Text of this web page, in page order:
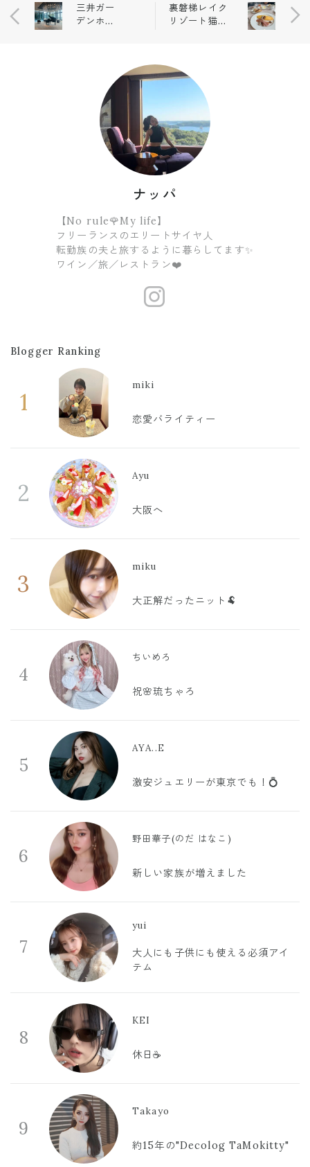
三井ガー
デンホテ
景色に癒
されるホ
テルステ
イ（ロビ
ー編）
裏磐梯レイク
リゾート猫魔
ナッパ
【No rule🌹My life】
フリーランスのエリートサイヤ人
転勤族の夫と旅するように暮らしてます✨
ワイン／旅／レストラン❤️
Blogger Ranking
1
miki
恋愛バライティー
2
Ayu
大阪へ
3
miku
大正解だったニット🐏
4
ちいめろ
祝🌸琉ちゃろ
5
AYA..E
激安ジュエリーが東京でも！💍
6
野田華子(のだ はなこ)
新しい家族が増えました
7
yui
大人にも子供にも使える必須アイ
テム
8
KEI
休日☕️
9
Takayo
約15年の"Decolog TaMokitty"